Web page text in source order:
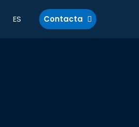
ES Contacta